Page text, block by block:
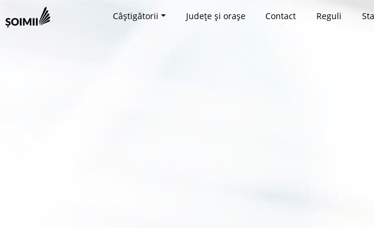
Câștigătorii Județe și orașe Contact Reguli